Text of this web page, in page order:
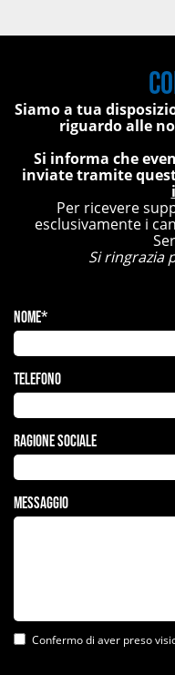
Siamo a tua
riguardo alle
Si informa che
inviate tramite
Per ricevere
esclusivamente i
Si ringrazia
Nome*
Telefono
Ragione Sociale
Messaggio
Confermo di aver preso